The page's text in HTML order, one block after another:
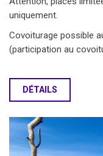
uniquement.
Covoiturage possible
(participation au
DÉTAILS